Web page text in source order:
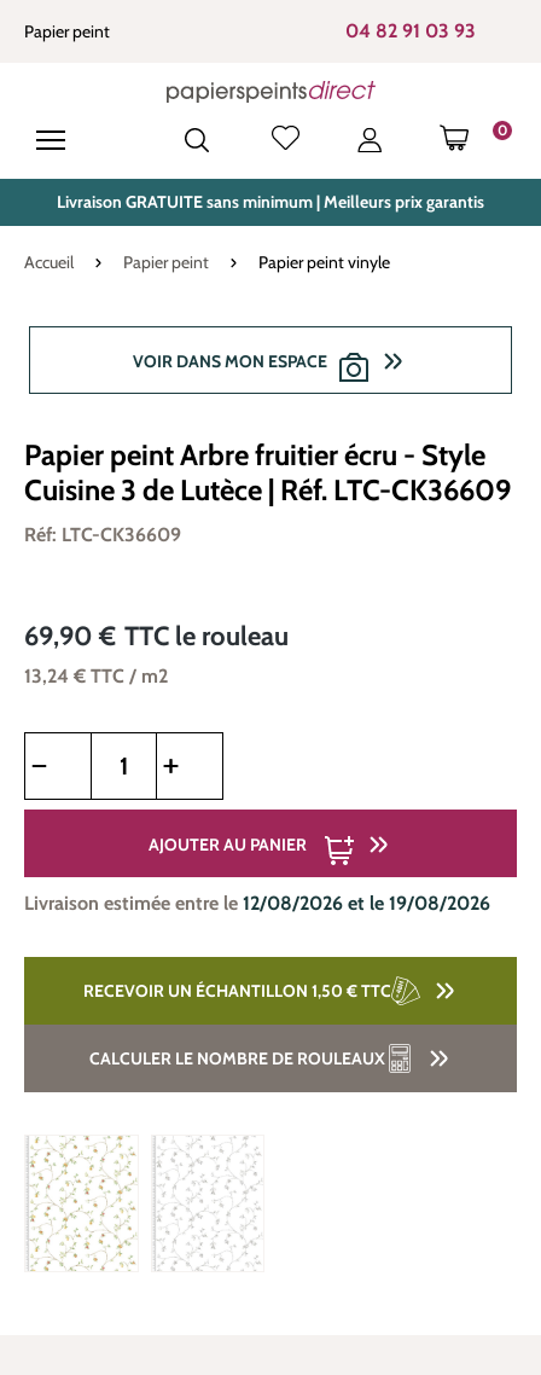
principal
Papier peint 04 82 91 03 93
0
LE
Livraison GRATUITE sans minimum | Meilleurs prix garantis
Accueil Papier peint Papier peint vinyle
VOIR DANS MON ESPACE
Papier peint Arbre fruitier écru - Style
Cuisine 3 de Lutèce | Réf. LTC-CK36609
Réf: LTC-CK36609
69,90 € TTC le rouleau
13,24 € TTC / m2
AJOUTER AU PANIER
Livraison estimée entre le 12/08/2026 et le 19/08/2026
RECEVOIR UN ÉCHANTILLON 1,50 €TTC
CALCULER LE NOMBRE DE ROULEAUX